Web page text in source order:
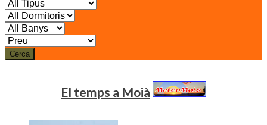
Cerca
El temps a Moià